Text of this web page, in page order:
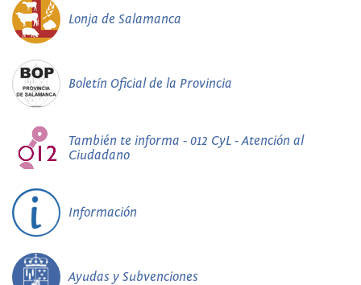
Lonja de Salamanca
Boletín Oficial de la Provincia
También te informa - 012 CyL - Atención al
Ciudadano
Información
Ayudas y Subvenciones